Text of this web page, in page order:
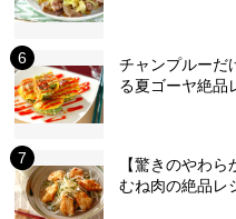
チャンプルーだ
る夏ゴーヤ絶品
【驚きのやわ
むね肉の絶品レ